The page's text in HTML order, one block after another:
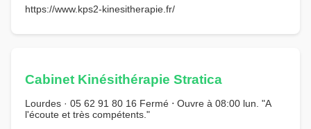
https://www.kps2-kinesitherapie.fr/
Cabinet Kinésithérapie Stratica
Lourdes · 05 62 91 80 16 Fermé ⋅ Ouvre à 08:00 lun. "A
l'écoute et très compétents."